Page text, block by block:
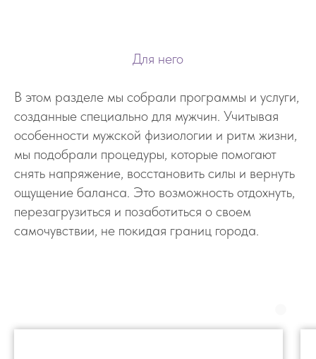
Для него
В этом разделе мы собрали программы и услуги,
созданные специально для мужчин. Учитывая
особенности мужской физиологии и ритм жизни,
мы подобрали процедуры, которые помогают
снять напряжение, восстановить силы и вернуть
ощущение баланса. Это возможность отдохнуть,
перезагрузиться и позаботиться о своем
самочувствии, не покидая границ города.